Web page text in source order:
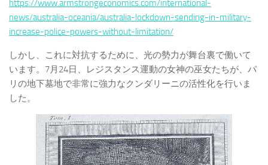
https://www.armstrongeconomics.com/international-
news/australia-oceania/australia-lockdown-sending-in-military-
increase-police-powers-without-limitation/
しかし、これに対抗するために、光の勢力が舞台裏で働いて
います。7月24日、レジスタンス運動の女神の巫女たちが、パ
リの地下墓地で非常に強力なクンダリーニの活性化を行いま
した。